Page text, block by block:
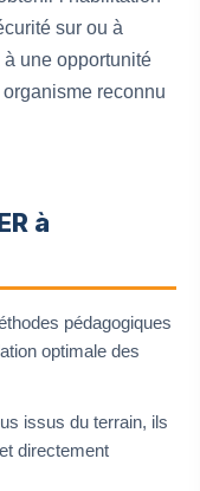
sur ou à
une opportunité
reconnu
à
pédagogiques
optimale des
issus du terrain, ils
directement